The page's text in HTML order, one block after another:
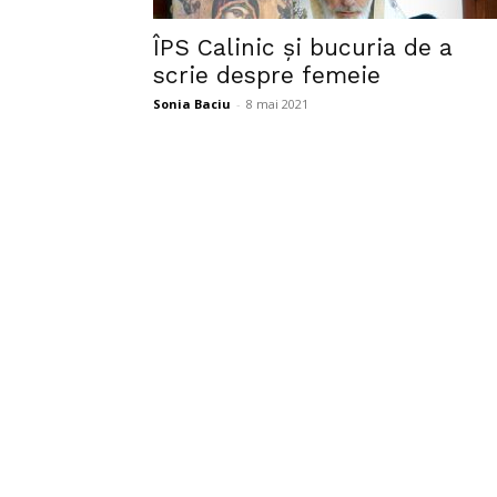
ÎPS Calinic și bucuria de a
scrie despre femeie
Sonia Baciu - 8 mai 2021